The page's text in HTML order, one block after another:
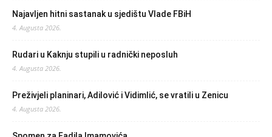
Najavljen hitni sastanak u sjedištu Vlade FBiH
4. Augusta 2026.
Rudari u Kaknju stupili u radnički neposluh
4. Augusta 2026.
Preživjeli planinari, Adilović i Vidimlić, se vratili u Zenicu
4. Augusta 2026.